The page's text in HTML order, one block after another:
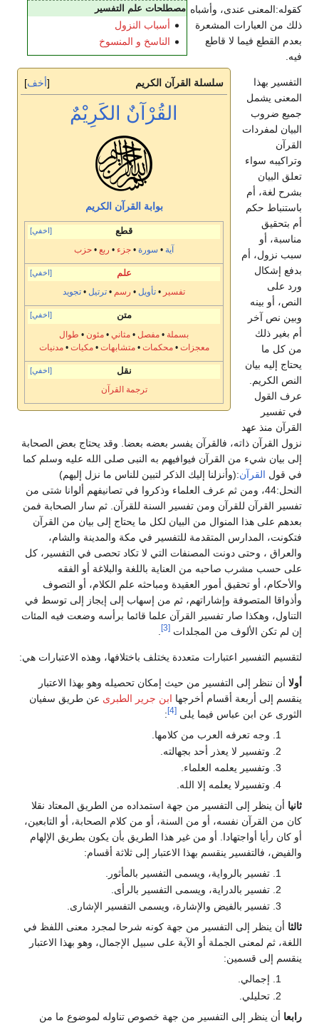
مصطلحات علم التفسير
أسباب النزول
الناسخ و المنسوخ
أخف سلسلة القرآن الكريم
القُرْآنٌ الكَرِيْمٌ
بوابة القرآن الكريم
قطع [اخفي]
آية • سورة • جزء • ربع • حزب
علم [اخفي]
تفسير • تأويل • رسم • ترتيل • تجويد
متن [اخفي]
بسملة • مفصل • مثاني • مئون • طوال
معجزات •محكمات •متشابهات •مكيات •مدنيات
نقل [اخفي]
ترجمة القرآن
كقوله:المعنى عندى، وأشباه
ذلك من العبارات المشعرة
بعدم القطع فيما لا قاطع
فيه.
التفسير بهذا
المعنى يشمل
جميع ضروب
البيان لمفردات
القرآن
وتراكيبه سواء
تعلق البيان
بشرح لغة، أم
باستنباط حكم
أم بتحقيق
مناسبة، أو
سبب نزول، أم
بدفع إشكال
ورد على
النص، أو بينه
وبين نص آخر
أم بغير ذلك
من كل ما
يحتاج إليه بيان
النص الكريم.
عرف القول
في تفسير
القرآن منذ عهد
نزول القرآن ذاته، فالقرآن يفسر بعضه بعضا. وقد يحتاج بعض الصحابة
إلى بيان شيء من القرآن فيوافيهم به النبى صلى الله عليه وسلم كما
في قول القرآن:(وأنزلنا إليك الذكر لتبين للناس ما نزل إليهم)
النحل:44، ومن ثم عرف العلماء وذكروا في تصانيفهم ألوانا شتى من
تفسير القرآن للقرآن ومن تفسير السنة للقرآن. ثم سار الصحابة فمن
بعدهم على هذا المنوال من البيان لكل ما يحتاج إلى بيان من القرآن
فتكونت، المدارس المتقدمة للتفسير في مكة والمدينة والشام،
والعراق ، وحتى دونت المصنفات التي لا تكاد تحصى في التفسير، كل
على حسب مشرب صاحبه من العناية باللغة والبلاغة أو الفقه
والأحكام، أو تحقيق أمور العقيدة ومباحثه علم الكلام، أو التصوف
وأذواقا المتصوفة وإشاراتهم، ثم من إسهاب إلى إيجاز إلى توسط في
التناول، وهكذا صار تفسير القرآن علما قائما برأسه وضعت فيه المئات
إن لم تكن الألوف من المجلدات [3]
لتقسيم التفسير اعتبارات متعددة يختلف باختلافها، وهذه الاعتبارات هي:
أولا أن ننظر إلى التفسير من حيث إمكان تحصيله وهو بهذا الاعتبار
ينقسم إلى أربعة أقسام أخرجها ابن جرير الطبرى عن طريق سفيان
الثورى عن ابن عباس فيما يلى [4]
:
وجه تعرفه العرب من كلامها.
وتفسير لا يعذر أحد بجهالته.
وتفسير يعلمه العلماء.
وتفسيرلا يعلمه إلا الله.
ثانيا أن ينظر إلى التفسير من جهة استمداده من الطريق المعتاد نقلا
كان من القرآن نفسه، أو من السنة، أو من كلام الصحابة، أو التابعين،
أو كان رأيا أواجتهادا. أو من غير هذا الطريق بأن يكون بطريق الإلهام
والفيض، فالتفسير ينقسم بهذا الاعتبار إلى ثلاثة أقسام:
تفسير بالرواية، ويسمى التفسير بالمأثور.
تفسير بالدراية، ويسمى التفسير بالرأى.
تفسير بالفيض والإشارة، ويسمى التفسير الإشارى.
ثالثا أن ينظر إلى التفسير من جهة كونه شرحا لمجرد معنى اللفظ في
اللغة، ثم لمعنى الجملة أو الآية على سبيل الإجمال، وهو بهذا الاعتبار
ينقسم إلى قسمين:
إجمالي.
تحليلي.
رابعا أن ينظر إلى التفسير من جهة خصوص تناوله لموضوع ما من